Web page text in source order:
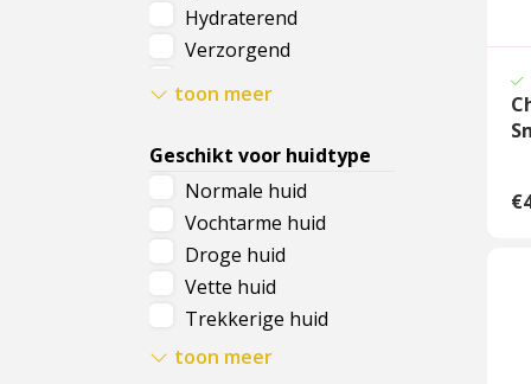
Hydraterend
Verzorgend
Kalmerend
Zuiverend
Voedend
Met SPF
Tegen huidverslapping
Tegen pigmentvlekken
Tegen puistjes
Vermoeide ooghuid
toon meer
Geschikt voor huidtype
Normale huid
Vochtarme huid
Droge huid
Vette huid
Trekkerige huid
Onzuivere huid
toon meer